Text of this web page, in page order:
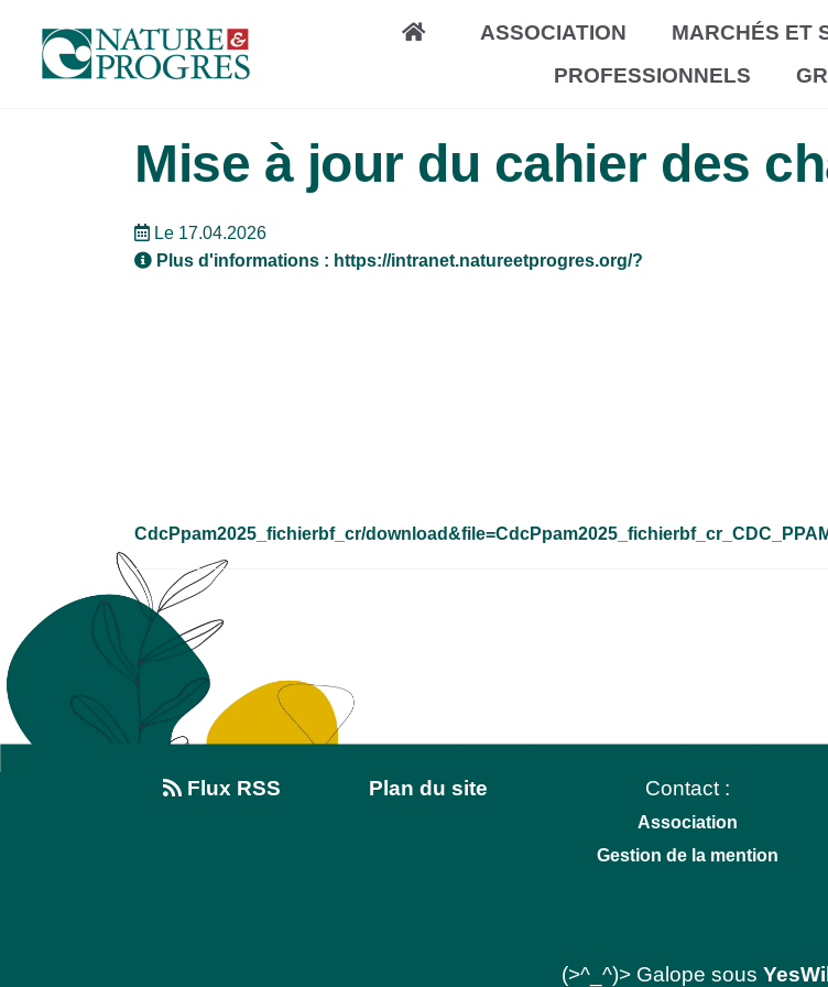
Aller
au
ASSOCIATION MARCHÉS ET
PROFESSIONNELS
Mise à jour du cahier des
Le 17.04.2026
Plus d'informations : https://intranet.natureetprogres.org/?
CdcPpam2025_fichierbf_cr/
Flux RSS Plan du site Contact :
Association
Gestion de la mention
(>^_^)> Galope sous